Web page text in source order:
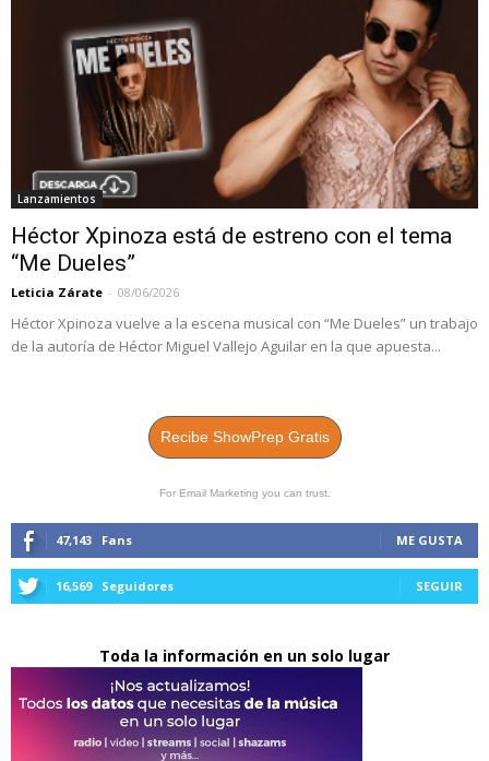
Lanzamientos
Héctor Xpinoza está de estreno con el tema
“Me Dueles”
Leticia Zárate - 08/06/2026
Héctor Xpinoza vuelve a la escena musical con “Me Dueles” un trabajo
de la autoría de Héctor Miguel Vallejo Aguilar en la que apuesta...
Recibe ShowPrep Gratis
For Email Marketing you can trust.
47,143 Fans ME GUSTA
16,569 Seguidores SEGUIR
Toda la información en un solo lugar